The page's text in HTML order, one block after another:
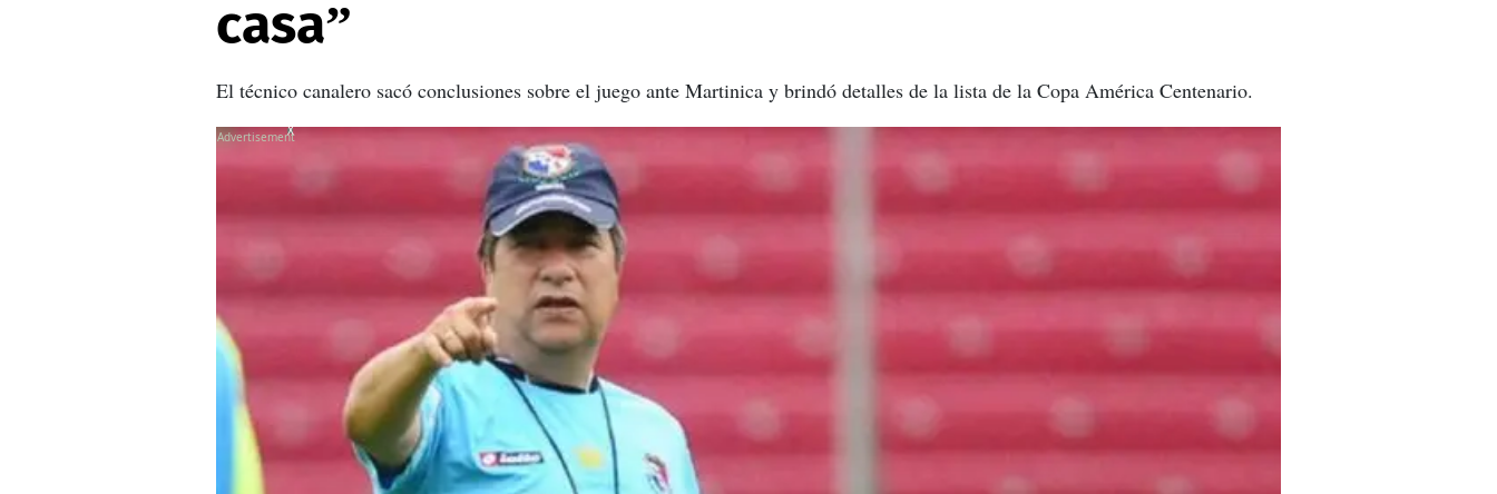
casa”
El técnico canalero sacó conclusiones sobre el juego ante Martinica y brindó detalles de la lista de la Copa América Centenario.
X